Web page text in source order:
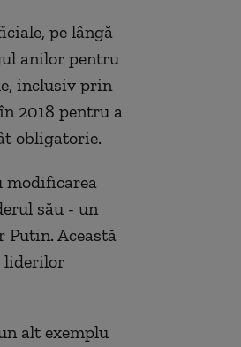
pe lângă
anilor pentru
inclusiv prin
2018 pentru a
obligatorie.
modificarea
său - un
Putin. Această
liderilor
alt exemplu